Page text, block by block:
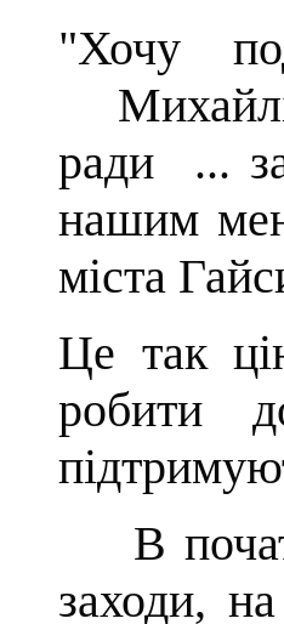
"Хочу
ради
...
нашим
міста
Це так
робити
В
заходи,